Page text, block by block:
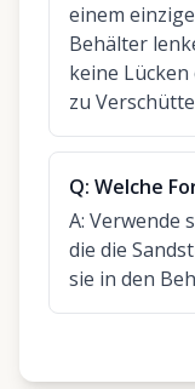
einem
Behälter
keine
zu
Q: Welche
A: Verwende
die die
sie in den